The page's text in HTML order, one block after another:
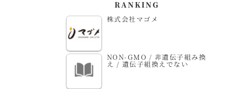
RANKING
株式会社マゴメ
NON-GMO / 非遺伝子組み換
え / 遺伝子組換えでない